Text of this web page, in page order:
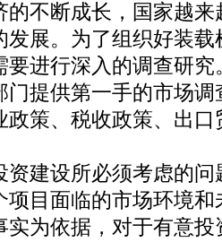
不断成长，国家越来
发展。为了组织好装
要进行深入的调查研
门提供第一手的市场
政策、税收政策、出
建设所必须考虑的问
项目面临的市场环境
实为依据，对于有意